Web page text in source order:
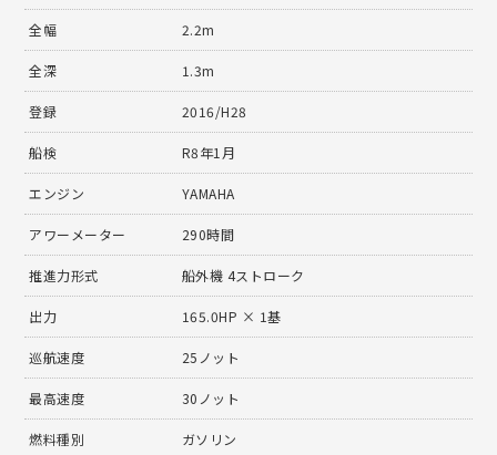
全幅 2.2m
全深 1.3m
登録 2016/H28
船検 R8年1月
エンジン YAMAHA
アワーメーター 290時間
推進力形式 船外機 4ストローク
出力 165.0HP × 1基
巡航速度 25ノット
最高速度 30ノット
燃料種別 ガソリン